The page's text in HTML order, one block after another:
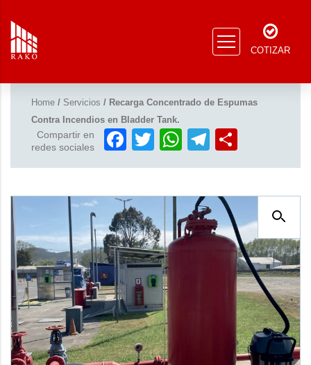
COTIZAR
Home / Servicios / Recarga Concentrado de Espumas
Contra Incendios en Bladder Tank.
Compartir en
redes sociales
Facebook
TwitterWhatsApp
Telegram